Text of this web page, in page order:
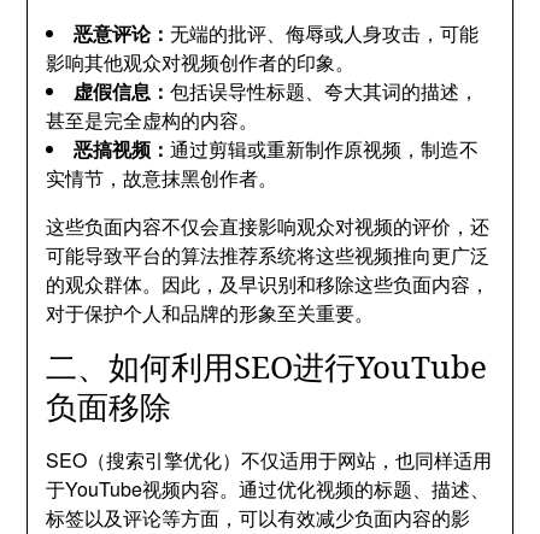
恶意评论：无端的批评、侮辱或人身攻击，可能
影响其他观众对视频创作者的印象。
虚假信息：包括误导性标题、夸大其词的描述，
甚至是完全虚构的内容。
恶搞视频：通过剪辑或重新制作原视频，制造不
实情节，故意抹黑创作者。
这些负面内容不仅会直接影响观众对视频的评价，还
可能导致平台的算法推荐系统将这些视频推向更广泛
的观众群体。因此，及早识别和移除这些负面内容，
对于保护个人和品牌的形象至关重要。
二、如何利用SEO进行YouTube
负面移除
SEO（搜索引擎优化）不仅适用于网站，也同样适用
于YouTube视频内容。通过优化视频的标题、描述、
标签以及评论等方面，可以有效减少负面内容的影